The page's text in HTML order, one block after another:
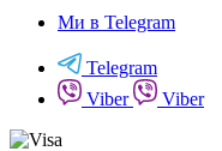
Ми в Telegram
Telegram
Viber
Viber